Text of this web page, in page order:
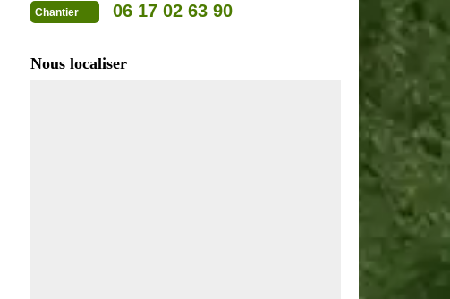
Chantier 06 17 02 63 90
Nous localiser